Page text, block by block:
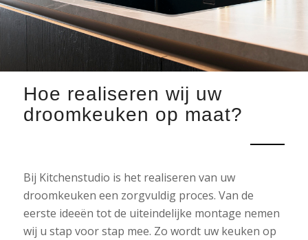
Hoe realiseren wij uw
droomkeuken op maat?
Bij Kitchenstudio is het realiseren van uw
droomkeuken een zorgvuldig proces. Van de
eerste ideeën tot de uiteindelijke montage nemen
wij u stap voor stap mee. Zo wordt uw keuken op